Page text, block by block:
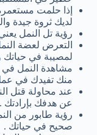
إذا حلمت
لديك ثروة جيدة
رؤية تل النمل
التعرض لعضة
لمصيبة في حياتك
مشاهدة النمل
منك تفيدك في
عند محاولة قتل
عن هدفك بإرادتك .
رؤية طابور من
صحيح في حياتك .